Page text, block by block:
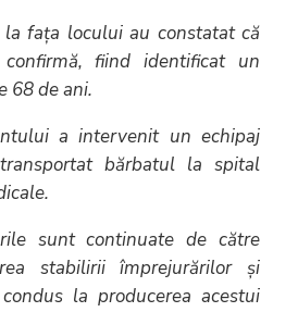
fața locului au constatat că
fiind identificat un
68 de ani.
a intervenit un echipaj
bărbatul la spital
sunt continuate de către
stabilirii împrejurărilor și
la producerea acestui